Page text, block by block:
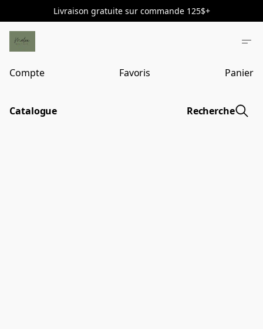
Livraison gratuite sur commande 125$+
Compte Favoris Panier
Catalogue Recherche